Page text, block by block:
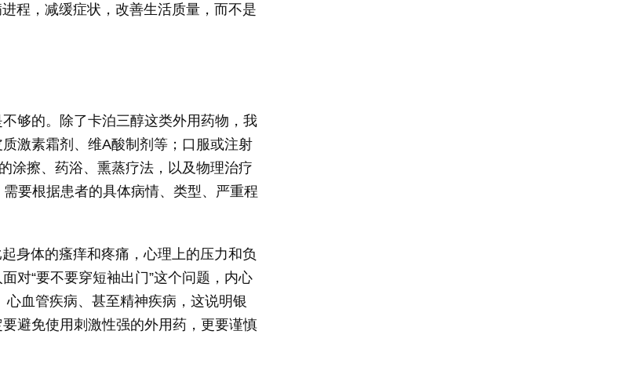
程，减缓症状，改善生活质量，而不是
够的。除了卡泊三醇这类外用药物，我
激素霜剂、维A酸制剂等；口服或注射
涂擦、药浴、熏蒸疗法，以及物理治疗
要根据患者的具体病情、类型、严重程
身体的瘙痒和疼痛，心理上的压力和负
对“要不要穿短袖出门”这个问题，内心
血管疾病、甚至精神疾病，这说明银
避免使用刺激性强的外用药，更要谨慎